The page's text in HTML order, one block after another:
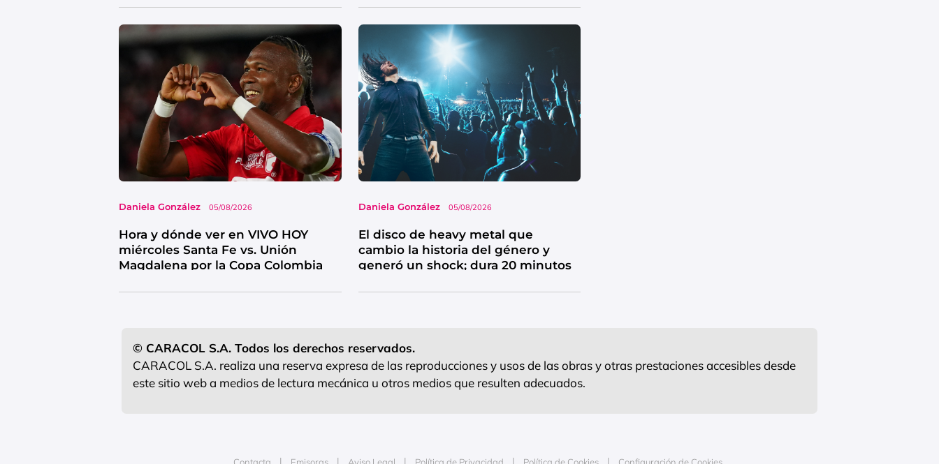
Daniela González 05/08/2026
Hora y dónde ver en VIVO HOY
miércoles Santa Fe vs. Unión
Magdalena por la Copa Colombia
Daniela González 05/08/2026
El disco de heavy metal que
cambio la historia del género y
generó un shock; dura 20 minutos
© CARACOL S.A. Todos los derechos reservados.
CARACOL S.A. realiza una reserva expresa de las reproducciones y usos de las obras y otras prestaciones accesibles desde
este sitio web a medios de lectura mecánica u otros medios que resulten adecuados.